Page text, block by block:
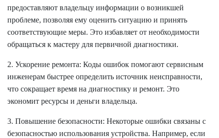
предоставляют владельцу информации о возникшей
проблеме, позволяя ему оценить ситуацию и принять
соответствующие меры. Это избавляет от необходимости
обращаться к мастеру для первичной диагностики.
2. Ускорение ремонта: Коды ошибок помогают сервисным
инженерам быстрее определить источник неисправности,
что сокращает время на диагностику и ремонт. Это
экономит ресурсы и деньги владельца.
3. Повышение безопасности: Некоторые ошибки связаны с
безопасностью использования устройства. Например, если